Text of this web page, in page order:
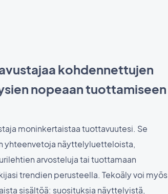
kohdennettujen
nopeaan tuottamiseen
moninkertaistaa tuottavuutesi. Se
yhteenvetoja näyttelyluetteloista,
arvosteluja tai tuottamaan
trendien perusteella. Tekoäly voi myös
sisältöä: suosituksia näyttelyistä,